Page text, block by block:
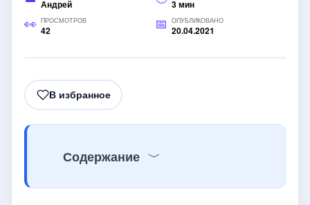
Андрей 3 мин
ПРОСМОТРОВ
42
ОПУБЛИКОВАНО
20.04.2021
В избранное
Содержание